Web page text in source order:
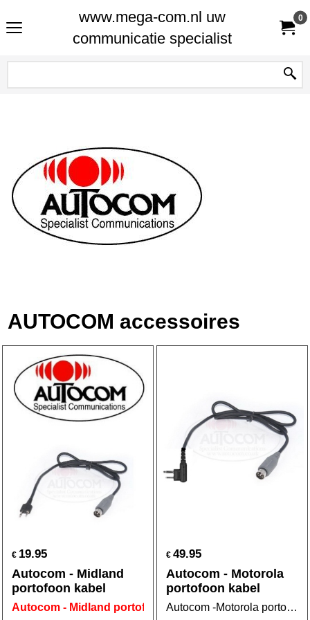
www.mega-com.nl uw
communicatie specialist
0
AUTOCOM accessoires
€ 19.95
Autocom - Midland
portofoon kabel
Autocom - Midland portofoon kabel
€ 49.95
Autocom - Motorola
portofoon kabel
Autocom -Motorola portofoon kabel